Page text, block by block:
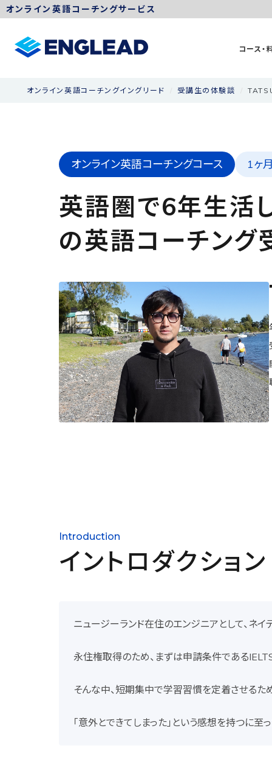
オンライン英語コーチングサービス
コース・
オンライン英語コーチングイングリード 受講生の体験談
オンライン英語コーチングコース 1ヶ
英語圏で6年生活
の英語コーチング
Introduction
イントロダクション
ニュージーランド在住のエンジニアとして、ネ
永住権取得のため、まずは申請条件である
そんな中、短期集中で学習習慣を定着させるた
「意外とできてしまった」という感想を持つに至